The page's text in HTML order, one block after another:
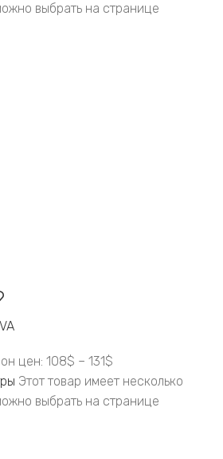
выбрать на странице
цен: 108$ – 131$
Этот товар имеет несколько
выбрать на странице